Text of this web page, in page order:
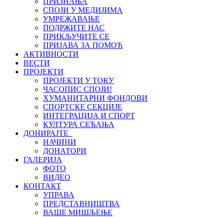
СПОЈИ У МЕДИЈИМА
УМРЕЖАВАЊЕ
ПОДРЖИТЕ НАС
ПРИКЉУЧИТЕ СЕ
ПРИЈАВА ЗА ПОМОЋ
АКТИВНОСТИ
ВЕСТИ
ПРОЈЕКТИ
ПРОЈЕКТИ У ТОКУ
ЧАСОПИС СПОЈИ!
ХУМАНИТАРНИ ФОНДОВИ
СПОРТСКЕ СЕКЦИЈЕ
ИНТЕГРАЦИЈА И СПОРТ
КУЛТУРА СЕЋАЊА
ДОНИРАЈТЕ
НАЧИНИ
ДОНАТОРИ
ГАЛЕРИЈА
ФОТО
ВИДЕО
КОНТАКТ
УПРАВА
ПРЕДСТАВНИШТВА
ВАШЕ МИШЉЕЊЕ